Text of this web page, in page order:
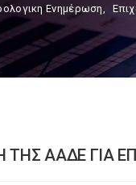
Ενημέρωση,
ΑΑΔΕ ΓΙΑ